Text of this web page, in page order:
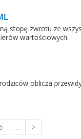
stopę zwrotu ze
wartościowych.
oblicza
5 ... >